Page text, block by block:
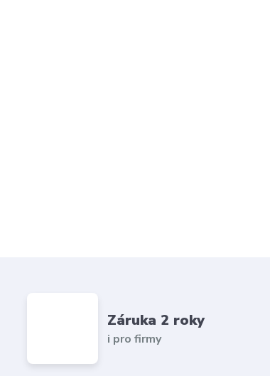
Záruka 2 roky
i pro firmy